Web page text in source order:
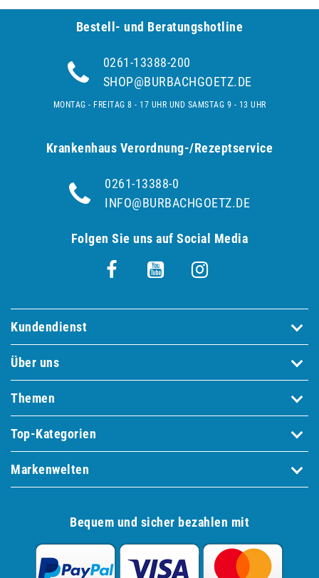
Bestell- und Be­ra­tungs­hot­line
0261-13388-200
SHOP@BURBACHGOETZ.DE
MONTAG - FREITAG 8 - 17 UHR UND SAMSTAG 9 - 13 UHR
Krankenhaus Verordnung-/Rezeptservice
0261-13388-0
INFO@BURBACHGOETZ.DE
Folgen Sie uns auf Social Media
Kundendienst
Über uns
Themen
Top-Kategorien
Markenwelten
Bequem und sicher bezahlen mit